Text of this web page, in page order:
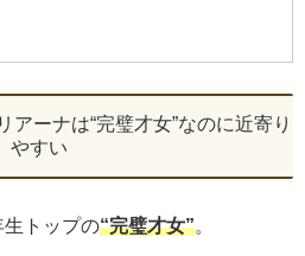
ーナは“完璧才女”なのに近寄り
やすい
生トップの“完璧才女”。